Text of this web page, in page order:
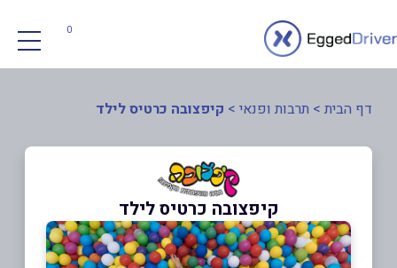
0
דף הבית > תרבות ופנאי > קיפצובה כרטיס לילד
קיפצובה כרטיס לילד